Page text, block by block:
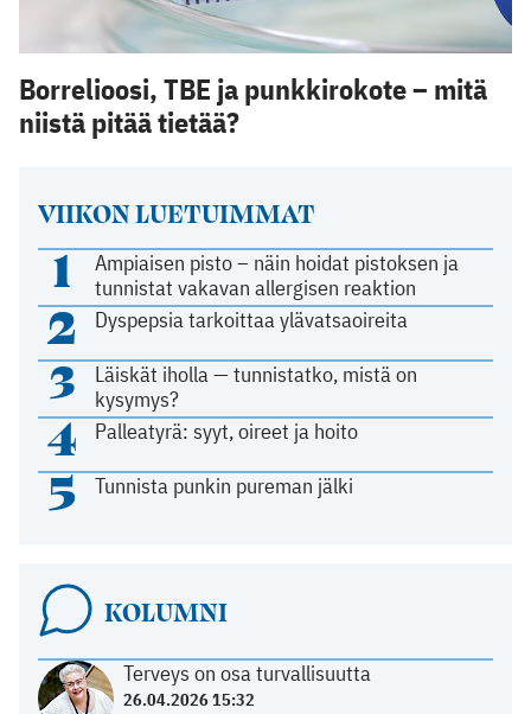
VIIKON LUETUIMMAT
1
Ampiaisen pisto – näin hoidat pistoksen ja
tunnistat vakavan allergisen reaktion
2 Dyspepsia tarkoittaa ylävatsaoireita
3
Läiskät iholla — tunnistatko, mistä on
kysymys?
4 Palleatyrä: syyt, oireet ja hoito
5 Tunnista punkin pureman jälki
KOLUMNI
Terveys on osa turvallisuutta
26.04.2026 15:32
Borrelioosi, TBE ja punkkirokote – mitä
niistä pitää tietää?